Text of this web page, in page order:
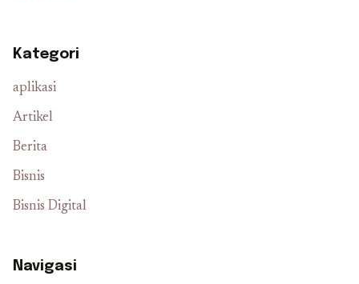
Kategori
aplikasi
Artikel
Berita
Bisnis
Bisnis Digital
Navigasi